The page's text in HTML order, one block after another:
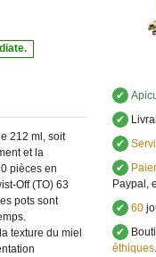
212 ml, soit
et la
pièces en
Off (TO) 63
pots sont
texture du miel
✔
✔
✔
✔
Paypal,
✔ 60
✔
éthiques.